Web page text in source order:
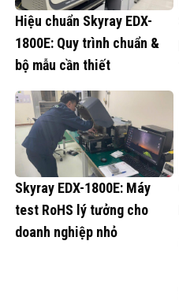
Hiệu chuẩn Skyray EDX-
1800E: Quy trình chuẩn &
bộ mẫu cần thiết
Skyray EDX-1800E: Máy
test RoHS lý tưởng cho
doanh nghiệp nhỏ